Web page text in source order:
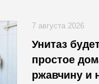
Унитаз
простое
ржавчину и
7 августа 2026